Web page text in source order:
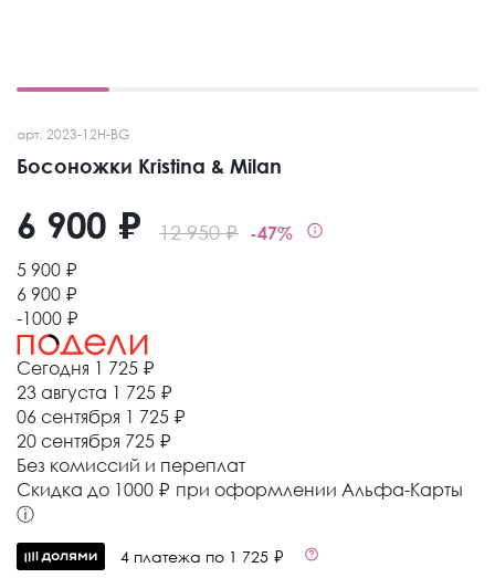
арт. 2023-12H-BG
Босоножки Kristina & Milan
12 950 ₽ -47%
6 900 ₽
5 900 ₽
6 900 ₽
-1000 ₽
Сегодня 1 725 ₽
23 августа 1 725 ₽
06 сентября 1 725 ₽
20 сентября 725 ₽
Без комиссий и переплат
Cкидка до 1000 ₽ при оформлении Альфа-Карты
ⓘ
4 платежа по 1 725 ₽